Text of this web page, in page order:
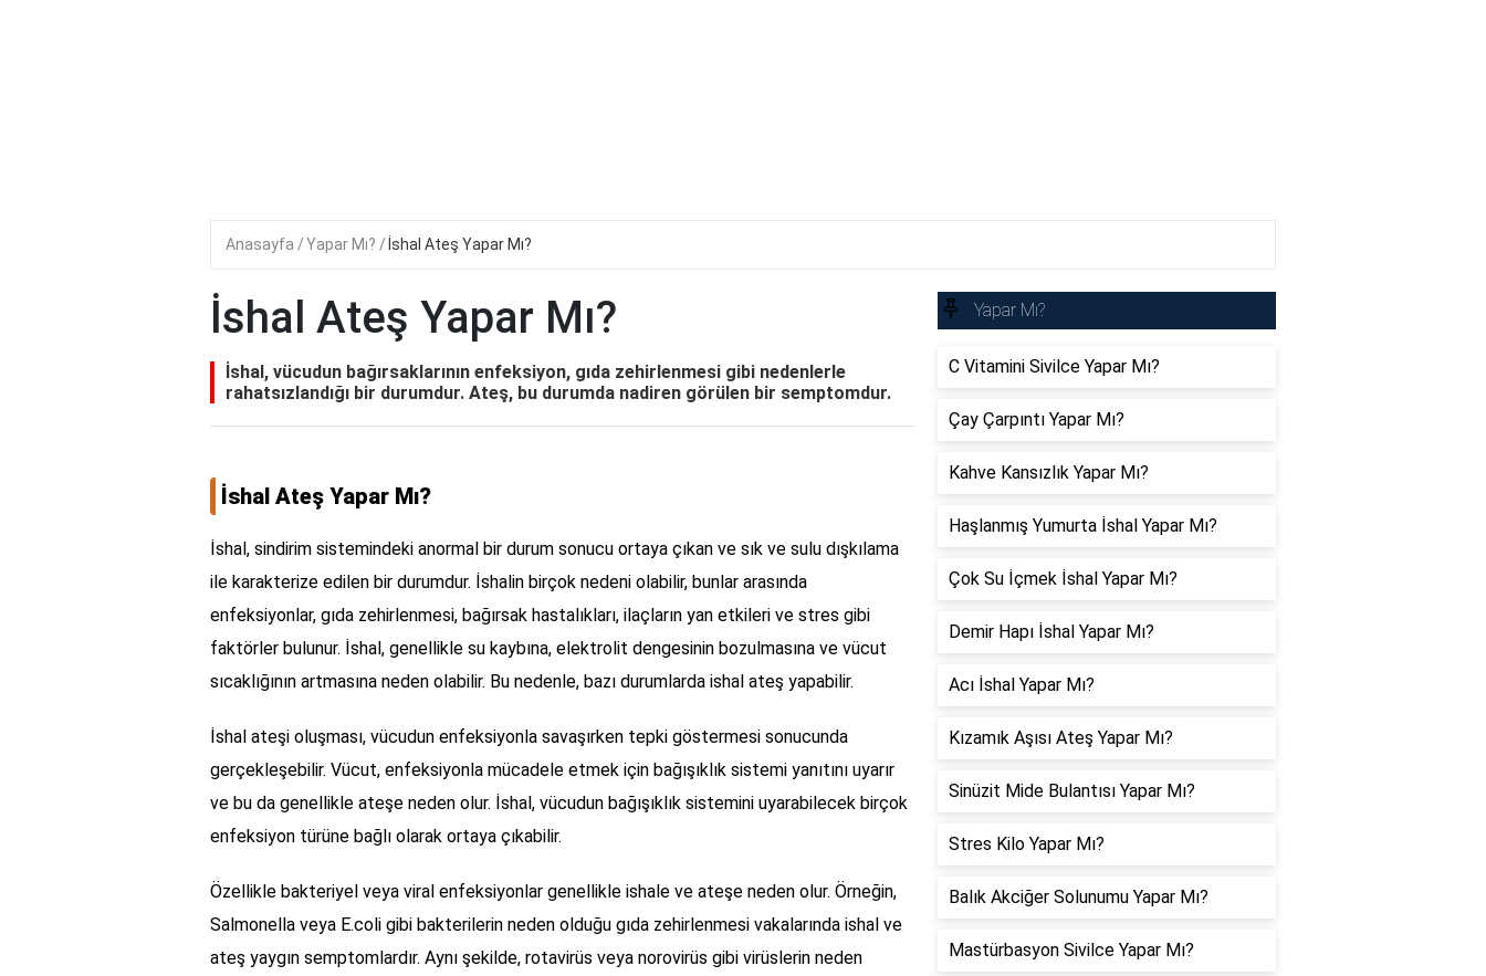
Anasayfa Yapar Mı? İshal Ateş Yapar Mı?
İshal Ateş Yapar Mı?
İshal, vücudun bağırsaklarının enfeksiyon, gıda zehirlenmesi gibi nedenlerle
rahatsızlandığı bir durumdur. Ateş, bu durumda nadiren görülen bir semptomdur.
İshal Ateş Yapar Mı?
İshal, sindirim sistemindeki anormal bir durum sonucu ortaya çıkan ve sık ve sulu dışkılama
ile karakterize edilen bir durumdur. İshalin birçok nedeni olabilir, bunlar arasında
enfeksiyonlar, gıda zehirlenmesi, bağırsak hastalıkları, ilaçların yan etkileri ve stres gibi
faktörler bulunur. İshal, genellikle su kaybına, elektrolit dengesinin bozulmasına ve vücut
sıcaklığının artmasına neden olabilir. Bu nedenle, bazı durumlarda ishal ateş yapabilir.
İshal ateşi oluşması, vücudun enfeksiyonla savaşırken tepki göstermesi sonucunda
gerçekleşebilir. Vücut, enfeksiyonla mücadele etmek için bağışıklık sistemi yanıtını uyarır
ve bu da genellikle ateşe neden olur. İshal, vücudun bağışıklık sistemini uyarabilecek birçok
enfeksiyon türüne bağlı olarak ortaya çıkabilir.
Özellikle bakteriyel veya viral enfeksiyonlar genellikle ishale ve ateşe neden olur. Örneğin,
Salmonella veya E.coli gibi bakterilerin neden olduğu gıda zehirlenmesi vakalarında ishal ve
ateş yaygın semptomlardır. Aynı şekilde, rotavirüs veya norovirüs gibi virüslerin neden
Yapar Mı?
C Vitamini Sivilce Yapar Mı?
Çay Çarpıntı Yapar Mı?
Kahve Kansızlık Yapar Mı?
Haşlanmış Yumurta İshal Yapar Mı?
Çok Su İçmek İshal Yapar Mı?
Demir Hapı İshal Yapar Mı?
Acı İshal Yapar Mı?
Kızamık Aşısı Ateş Yapar Mı?
Sinüzit Mide Bulantısı Yapar Mı?
Stres Kilo Yapar Mı?
Balık Akciğer Solunumu Yapar Mı?
Mastürbasyon Sivilce Yapar Mı?